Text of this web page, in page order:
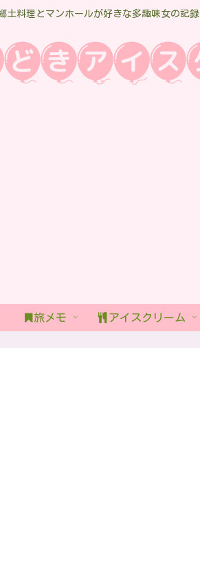
土料理とマンホールが好きな多趣味女の記録
旅メモ アイスクリーム